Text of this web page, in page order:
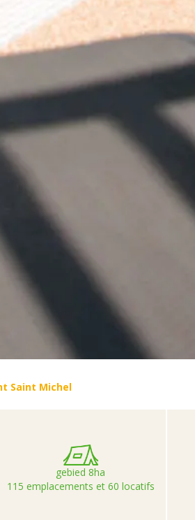
Saint Michel
gebied 8ha
115 emplacements et 60 locatifs